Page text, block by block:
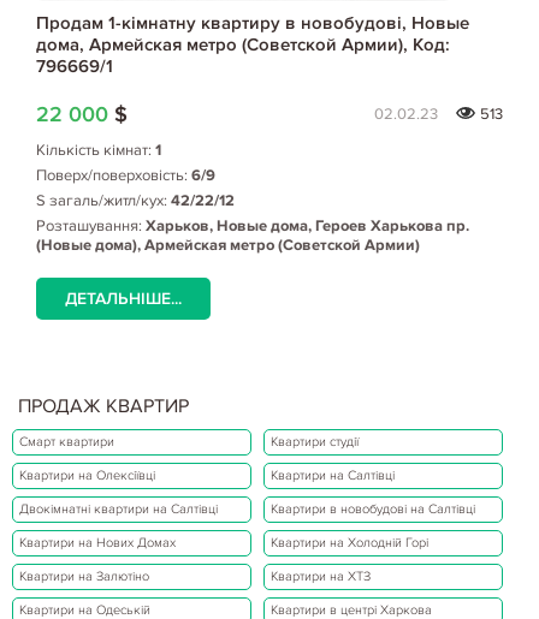
Продам 1-кімнатну квартиру в новобудові, Новые
дома, Армейская метро (Советской Армии), Код:
796669/1
22 000 $ 02.02.23
513
Кількість кімнат: 1
Поверх/поверховість: 6/9
S загаль/житл/кух: 42/22/12
Розташування: Харьков, Новые дома, Героев Харькова пр.
(Новые дома), Армейская метро (Советской Армии)
ДЕТАЛЬНІШЕ...
ПРОДАЖ КВАРТИР
Смарт квартири Квартири студії
Квартири на Олексіївці Квартири на Салтівці
Двокімнатні квартири на Салтівці Квартири в новобудові на Салтівці
Квартири на Нових Домах Квартири на Холодній Горі
Квартири на Залютіно Квартири на ХТЗ
Квартири на Одеській Квартири в центрі Харкова